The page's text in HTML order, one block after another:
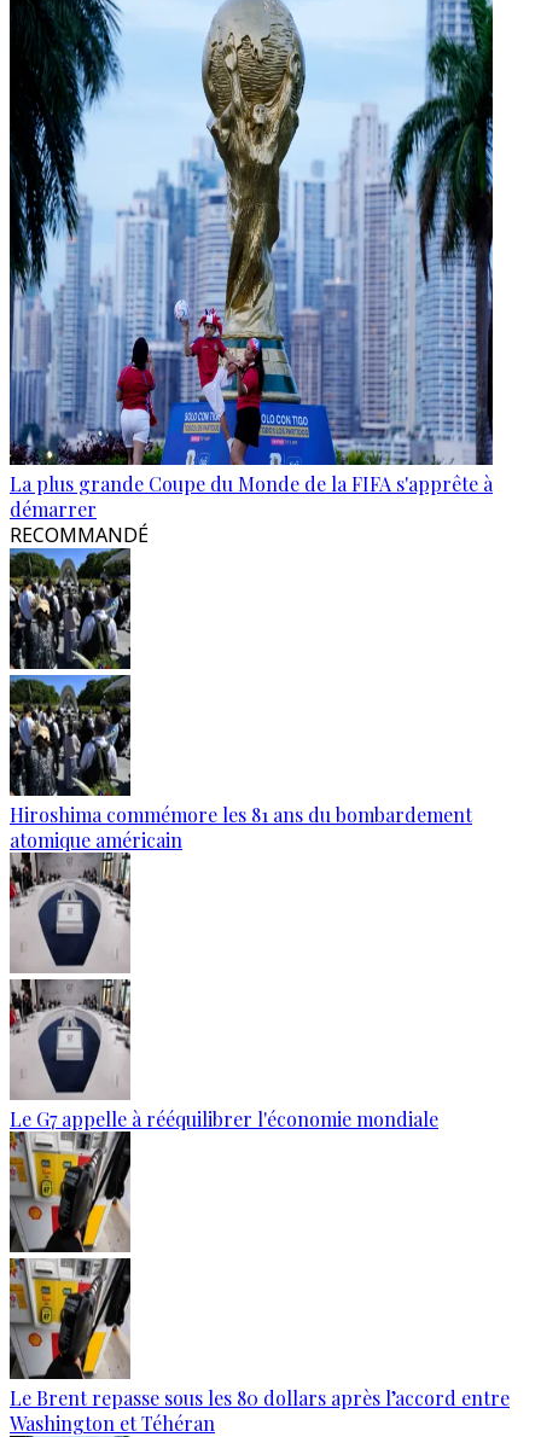
La plus grande Coupe du Monde de la FIFA s'apprête à
démarrer
RECOMMANDÉ
Hiroshima commémore les 81 ans du bombardement
atomique américain
Le G7 appelle à rééquilibrer l'économie mondiale
Le Brent repasse sous les 80 dollars après l’accord entre
Washington et Téhéran